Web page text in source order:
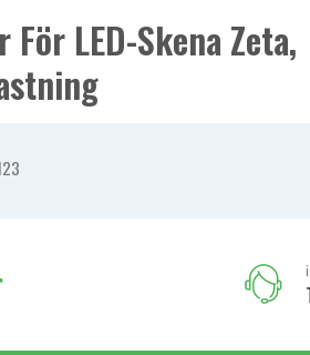
För LED-Skena Zeta,